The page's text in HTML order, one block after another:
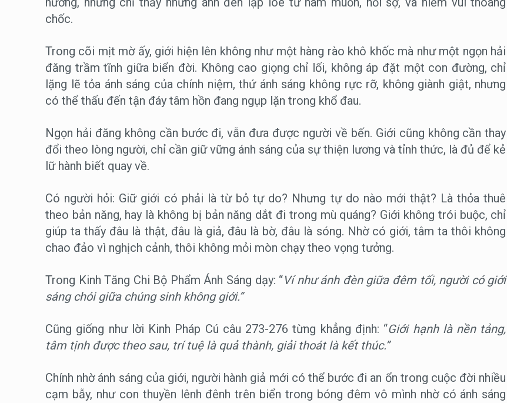
chốc.
Trong cõi mịt mờ ấy, giới hiện lên không như một hàng rào khô khốc mà như một ngọn hải
đăng trầm tĩnh giữa biển đời. Không cao giọng chỉ lối, không áp đặt một con đường, chỉ
lặng lẽ tỏa ánh sáng của chính niệm, thứ ánh sáng không rực rỡ, không giành giật, nhưng
có thể thấu đến tận đáy tâm hồn đang ngụp lặn trong khổ đau.
Ngọn hải đăng không cần bước đi, vẫn đưa được người về bến. Giới cũng không cần thay
đổi theo lòng người, chỉ cần giữ vững ánh sáng của sự thiện lương và tỉnh thức, là đủ để kẻ
lữ hành biết quay về.
Có người hỏi: Giữ giới có phải là từ bỏ tự do? Nhưng tự do nào mới thật? Là thỏa thuê
theo bản năng, hay là không bị bản năng dắt đi trong mù quáng? Giới không trói buộc, chỉ
giúp ta thấy đâu là thật, đâu là giả, đâu là bờ, đâu là sóng. Nhờ có giới, tâm ta thôi không
chao đảo vì nghịch cảnh, thôi không mỏi mòn chạy theo vọng tưởng.
Trong Kinh Tăng Chi Bộ Phẩm Ánh Sáng dạy: “Ví như ánh đèn giữa đêm tối, người có giới
sáng chói giữa chúng sinh không giới.”
Cũng giống như lời Kinh Pháp Cú câu 273-276 từng khẳng định: “Giới hạnh là nền tảng,
tâm tịnh được theo sau, trí tuệ là quả thành, giải thoát là kết thúc.”
Chính nhờ ánh sáng của giới, người hành giả mới có thể bước đi an ổn trong cuộc đời nhiều
cạm bẫy, như con thuyền lênh đênh trên biển trong bóng đêm vô mình nhờ có ánh sáng